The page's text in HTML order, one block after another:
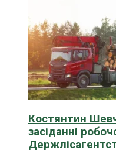
Костянтин
засіданні